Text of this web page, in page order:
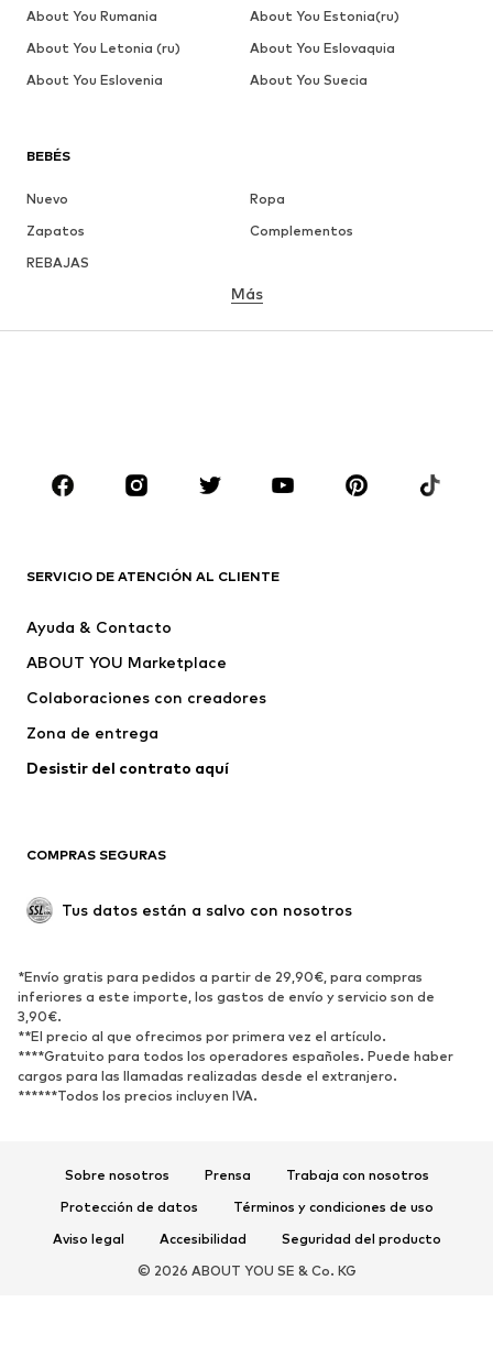
BEBÉS
Nuevo
Ropa
Zapatos
Complementos
REBAJAS
MARCAS
PUMA
CONVERSE
Only Mini
Más
SERVICIO DE ATENCIÓN AL CLIENTE
Ayuda & Contacto
ABOUT YOU Marketplace
Colaboraciones con creadores
Zona de entrega
Desistir del contrato aquí
COMPRAS SEGURAS
Tus datos están a salvo con nosotros
*Envío gratis para pedidos a partir de 29,90€, para compras
inferiores a este importe, los gastos de envío y servicio son de
3,90€.
**El precio al que ofrecimos por primera vez el artículo.
****Gratuito para todos los operadores españoles. Puede haber
cargos para las llamadas realizadas desde el extranjero.
******Todos los precios incluyen IVA.
Sobre nosotros Prensa
Trabaja con nosotros
Protección de datos
Términos y condiciones de uso
Aviso legal
Accesibilidad
Seguridad del producto
© 2026 ABOUT YOU SE & Co. KG
About You Rumania
About You Estonia(ru)
About You Letonia (ru)
About You Eslovaquia
About You Eslovenia
About You Suecia